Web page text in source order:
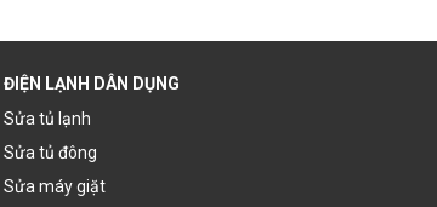
ĐIỆN LẠNH DÂN DỤNG
Sửa tủ lạnh
Sửa tủ đông
Sửa máy giặt